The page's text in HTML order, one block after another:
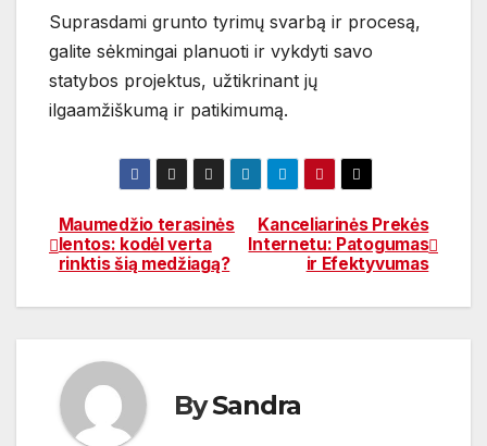
Suprasdami grunto tyrimų svarbą ir procesą,
galite sėkmingai planuoti ir vykdyti savo
statybos projektus, užtikrinant jų
ilgaamžiškumą ir patikimumą.
Navigacija
tarp
Kanceliarinės Prekės
Internetu: Patogumas
ir Efektyvumas
Maumedžio terasinės
lentos: kodėl verta
rinktis šią medžiagą?
BySandra